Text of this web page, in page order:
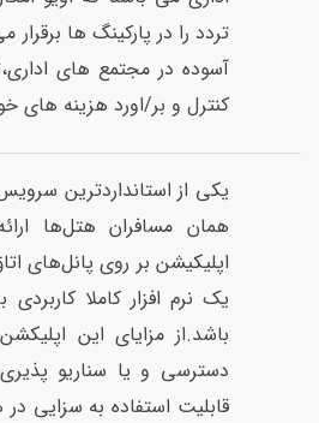
تردد را در پارکینگ ها
آسوده در مجتمع های
کنترل و بر/اورد هزینه های
همان مسافران هتل‌ها
اپلیکیشن بر روی پانل‌های
یک نرم افزار کاملا
باشد.از مزایای این
دسترسی و یا سناریو
قابلیت استفاده به سزایی